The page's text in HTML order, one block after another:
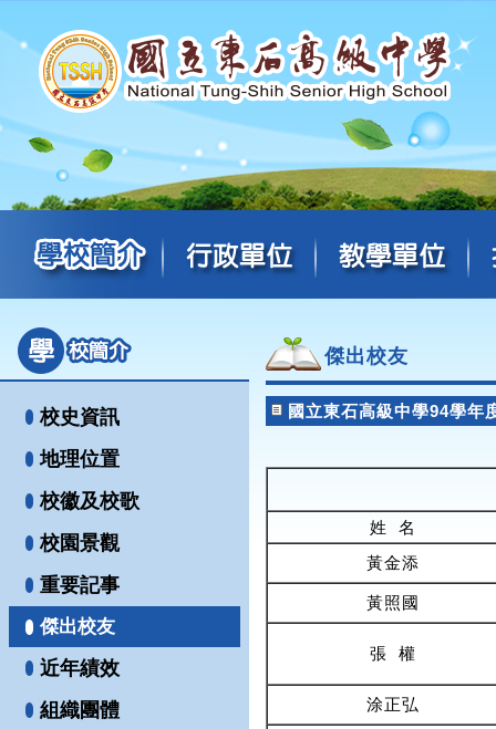
校史資訊
地理位置
校徽及校歌
校園景觀
重要記事
傑出校友
近年績效
組織團體
傑出校友
國立東石高級中學94學年
姓 名
黃金添
黃照國
張 權
涂正弘